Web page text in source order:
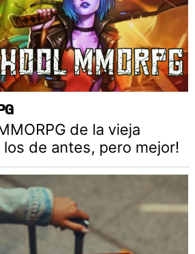
de la vieja
los de antes, pero mejor!